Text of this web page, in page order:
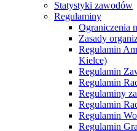
Statystyki zawodów
Regulaminy
Ograniczenia
Zasady
Regulamin
Kielce)
Regulamin
Regulamin
Regulaminy
Regulamin
Regulamin
Regulamin